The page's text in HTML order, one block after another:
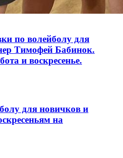
по волейболу для
Тимофей Бабинок.
и воскресенье.
для новичков и
на